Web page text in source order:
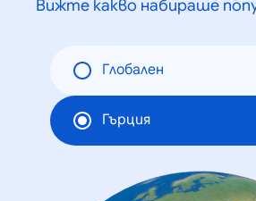
Вижте какво набираше
Глобален
Гърция